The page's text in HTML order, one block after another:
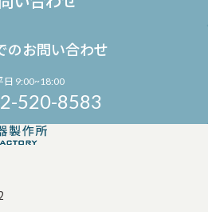
のお問い合わせ
日 9:00~18:00
520-8583